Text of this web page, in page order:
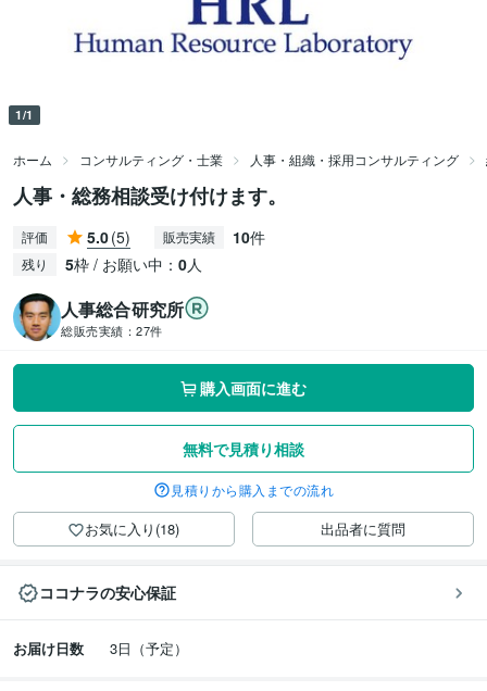
1/1
ホーム コンサルティング・士業 人事・組織・採用コンサルティング
人事・総務相談受け付けます。
評価 5.0(5) 販売実績 10件
残り 5枠 / お願い中： 0人
人事総合研究所
総販売実績： 27件
購入画面に進む
無料で見積り相談
見積りから購入までの流れ
お気に入り(18) 出品者に質問
ココナラの安心保証
お届け日数 3日（予定）